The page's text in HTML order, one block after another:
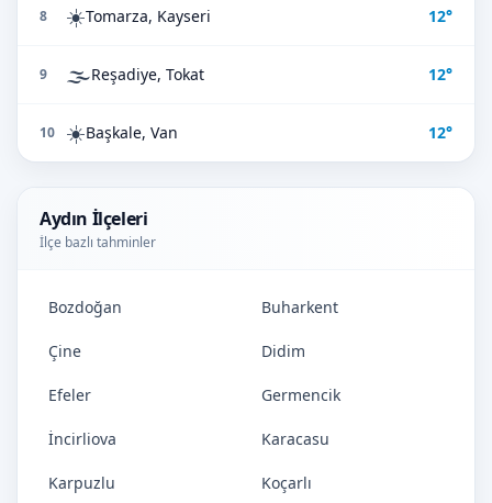
8 ☀️Tomarza, Kayseri 12°
9 🌫️Reşadiye, Tokat 12°
10 ☀️Başkale, Van 12°
Aydın İlçeleri
İlçe bazlı tahminler
Bozdoğan Buharkent
Çine Didim
Efeler Germencik
İncirliova Karacasu
Karpuzlu Koçarlı